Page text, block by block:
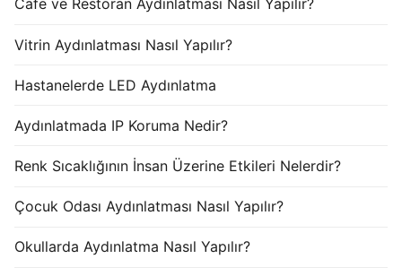
Cafe ve Restoran Aydınlatması Nasıl Yapılır?
Vitrin Aydınlatması Nasıl Yapılır?
Hastanelerde LED Aydınlatma
Aydınlatmada IP Koruma Nedir?
Renk Sıcaklığının İnsan Üzerine Etkileri Nelerdir?
Çocuk Odası Aydınlatması Nasıl Yapılır?
Okullarda Aydınlatma Nasıl Yapılır?